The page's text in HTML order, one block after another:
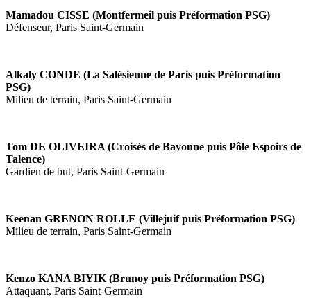
Mamadou CISSE (Montfermeil puis Préformation PSG)
Défenseur, Paris Saint-Germain
Alkaly CONDE (La Salésienne de Paris puis Préformation
PSG)
Milieu de terrain, Paris Saint-Germain
Tom DE OLIVEIRA (Croisés de Bayonne puis Pôle Espoirs de
Talence)
Gardien de but, Paris Saint-Germain
Keenan GRENON ROLLE (Villejuif puis Préformation PSG)
Milieu de terrain, Paris Saint-Germain
Kenzo KANA BIYIK (Brunoy puis Préformation PSG)
Attaquant, Paris Saint-Germain